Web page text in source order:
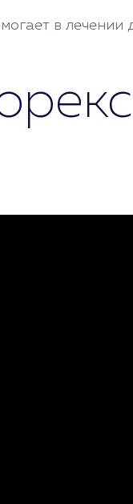
в